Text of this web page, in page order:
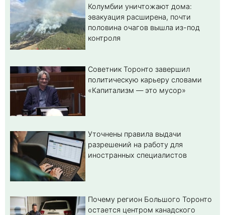
Колумбии уничтожают дома:
эвакуация расширена, почти
половина очагов вышла из-под
контроля
Советник Торонто завершил
политическую карьеру словами
«Капитализм — это мусор»
Уточнены правила выдачи
разрешений на работу для
иностранных специалистов
Почему регион Большого Торонто
остается центром канадского